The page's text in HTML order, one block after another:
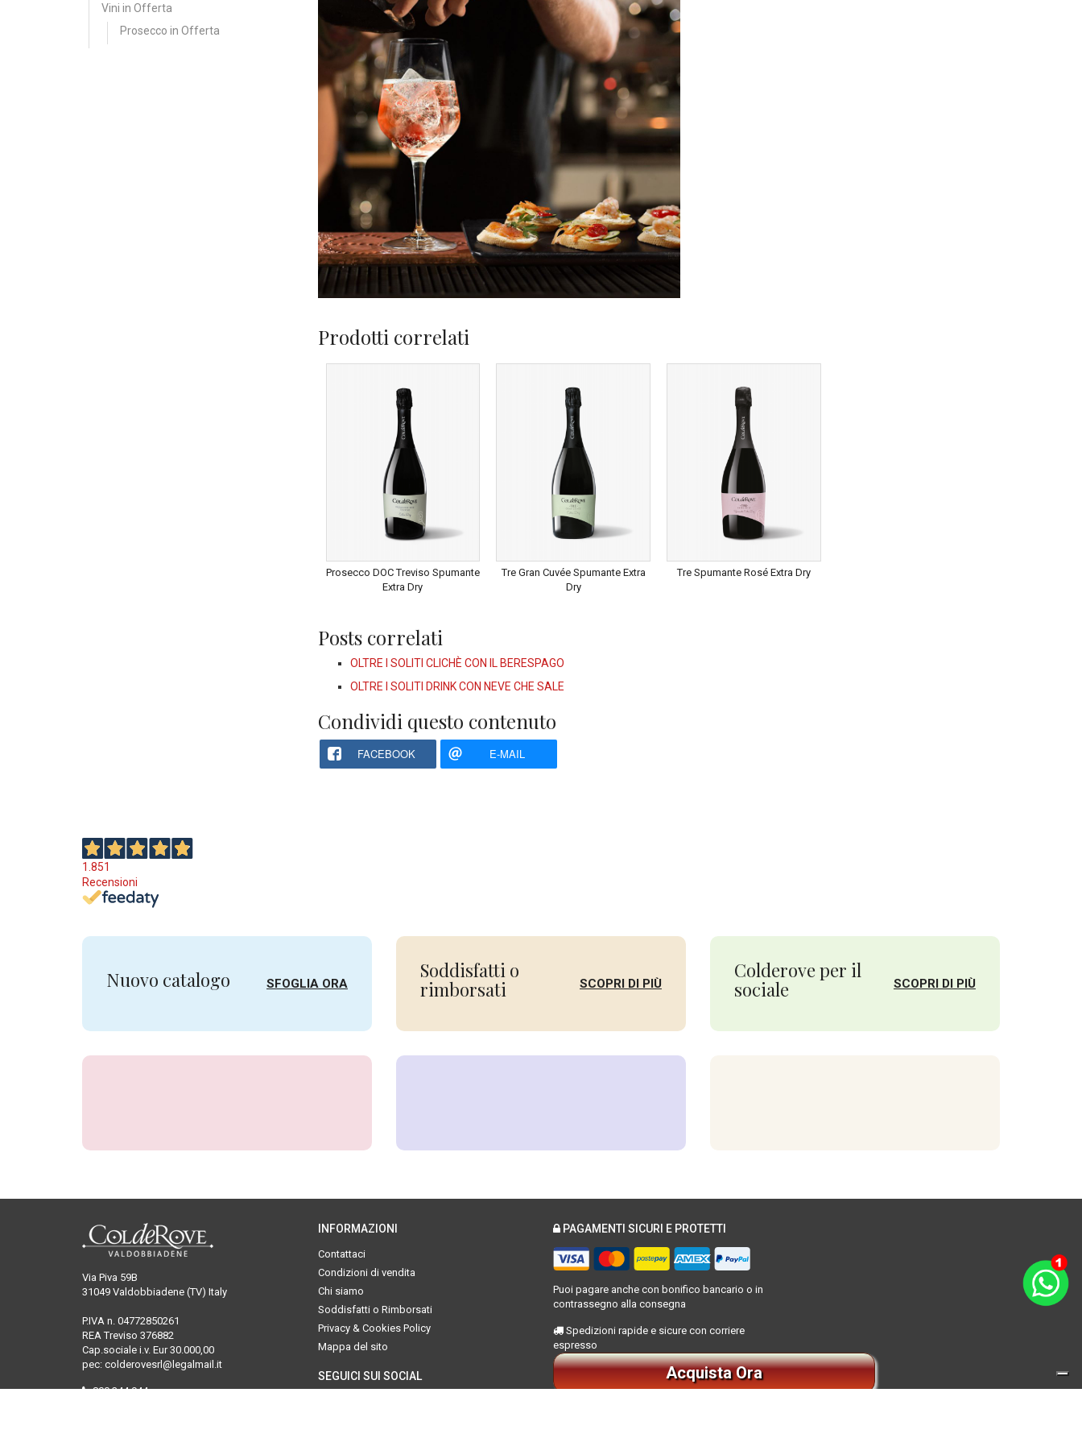
Vini in Offerta
Prosecco in Offerta
Prodotti correlati
Prosecco DOC Treviso Spumante
Extra Dry
Tre Gran Cuvée Spumante Extra
Dry
Tre Spumante Rosé Extra Dry
Posts correlati
OLTRE I SOLITI CLICHÈ CON IL BERESPAGO
OLTRE I SOLITI DRINK CON NEVE CHE SALE
Condividi questo contenuto
FACEBOOK E-MAIL
1.851
Recensioni
Nuovo catalogo SFOGLIA ORA
Soddisfatti o
rimborsati
SCOPRI DI PIÙ
Colderove per il
sociale
SCOPRI DI PIÙ
Via Piva 59B
31049 Valdobbiadene (TV) Italy
P.IVA n. 04772850261
REA Treviso 376882
Cap.sociale i.v. Eur 30.000,00
pec: colderovesrl@legalmail.it
800.344.944
INFORMAZIONI
Contattaci
Condizioni di vendita
Chi siamo
Soddisfatti o Rimborsati
Privacy & Cookies Policy
Mappa del sito
SEGUICI SUI SOCIAL
PAGAMENTI SICURI E PROTETTI
Puoi pagare anche con bonifico bancario o in
contrassegno alla consegna
Spedizioni rapide e sicure con corriere
espresso
Acquista Ora